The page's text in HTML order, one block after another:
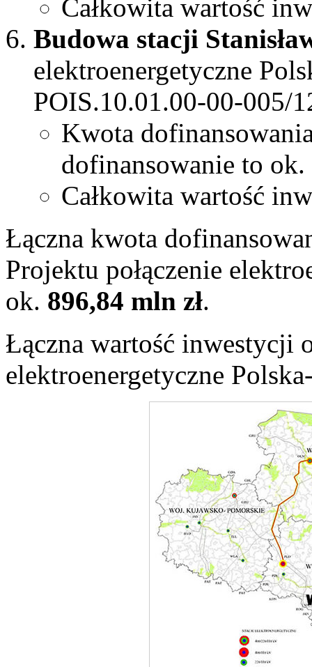
Całkowita wartość
Budowa stacji
elektroenergetyczne
POIS.10.01.00-00-005/
Kwota
dofinansowanie to ok.
Całkowita wartość
Łączna kwota
Projektu połączenie
ok. 896,84 mln zł.
Łączna wartość inwestycji
elektroenergetyczne